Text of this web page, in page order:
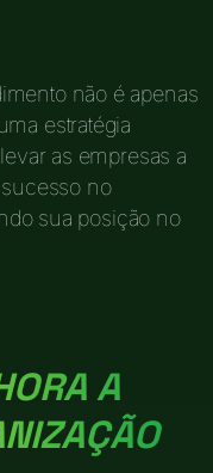
não é apenas
estratégia
as empresas a
no
sua posição no
A